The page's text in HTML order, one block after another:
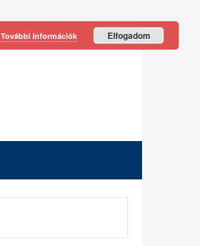
További információk Elfogadom